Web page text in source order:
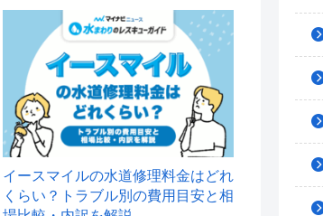
イースマイルの水道修理料金はどれ
くらい？トラブル別の費用目安と相